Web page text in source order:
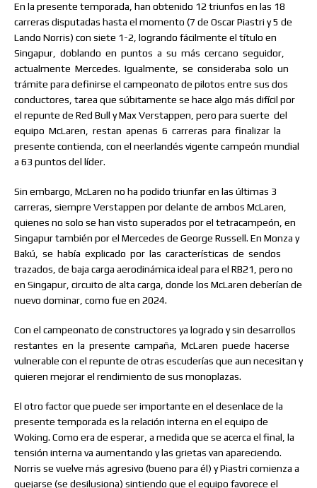
En la presente temporada, han obtenido 12 triunfos en las 18
carreras disputadas hasta el momento (7 de Oscar Piastri y 5 de
Lando Norris) con siete 1-2, logrando fácilmente el título en
Singapur,
doblando en puntos a su más cercano seguidor,
actualmente Mercedes. Igualmente, se consideraba solo un
trámite para definirse el campeonato de pilotos entre sus dos
conductores, tarea que súbitamente se hace algo más difícil por
el repunte de Red Bull y Max Verstappen, pero para suerte del
equipo McLaren, restan apenas 6 carreras para finalizar la
presente contienda, con el neerlandés vigente campeón mundial
a 63 puntos del líder.
Sin embargo, McLaren no ha podido triunfar en las últimas 3
carreras, siempre Verstappen por delante de ambos McLaren,
quienes no solo se han visto superados por el tetracampeón, en
Singapur también por el Mercedes de George Russell. En Monza y
Bakú,
se había explicado por las características de sendos
trazados, de baja carga aerodinámica ideal para el RB21, pero no
en Singapur, circuito de alta carga, donde los McLaren deberían de
nuevo dominar, como fue en 2024.
Con el campeonato de constructores ya logrado y sin desarrollos
restantes en la presente campaña, McLaren puede hacerse
vulnerable con el repunte de otras escuderías que aun necesitan y
quieren mejorar el rendimiento de sus monoplazas.
El otro factor que puede ser importante en el desenlace de la
presente temporada es la relación interna en el equipo de
Woking. Como era de esperar, a medida que se acerca el final, la
tensión interna va aumentando y las grietas van apareciendo.
Norris se vuelve más agresivo (bueno para él) y Piastri comienza a
quejarse (se desilusiona) sintiendo que el equipo favorece el